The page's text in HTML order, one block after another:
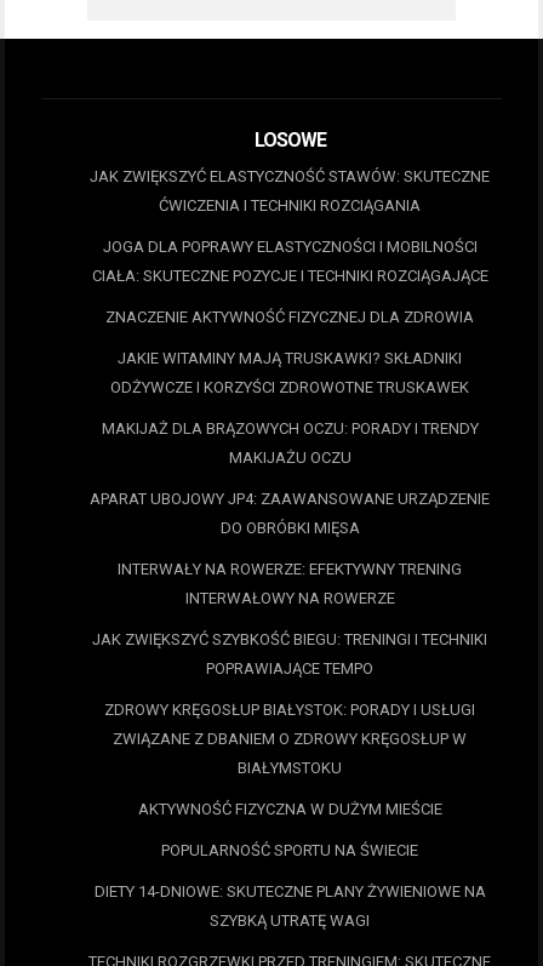
LOSOWE
JAK ZWIĘKSZYĆ ELASTYCZNOŚĆ STAWÓW: SKUTECZNE
ĆWICZENIA I TECHNIKI ROZCIĄGANIA
JOGA DLA POPRAWY ELASTYCZNOŚCI I MOBILNOŚCI
CIAŁA: SKUTECZNE POZYCJE I TECHNIKI ROZCIĄGAJĄCE
ZNACZENIE AKTYWNOŚĆ FIZYCZNEJ DLA ZDROWIA
JAKIE WITAMINY MAJĄ TRUSKAWKI? SKŁADNIKI
ODŻYWCZE I KORZYŚCI ZDROWOTNE TRUSKAWEK
MAKIJAŻ DLA BRĄZOWYCH OCZU: PORADY I TRENDY
MAKIJAŻU OCZU
APARAT UBOJOWY JP4: ZAAWANSOWANE URZĄDZENIE
DO OBRÓBKI MIĘSA
INTERWAŁY NA ROWERZE: EFEKTYWNY TRENING
INTERWAŁOWY NA ROWERZE
JAK ZWIĘKSZYĆ SZYBKOŚĆ BIEGU: TRENINGI I TECHNIKI
POPRAWIAJĄCE TEMPO
ZDROWY KRĘGOSŁUP BIAŁYSTOK: PORADY I USŁUGI
ZWIĄZANE Z DBANIEM O ZDROWY KRĘGOSŁUP W
BIAŁYMSTOKU
AKTYWNOŚĆ FIZYCZNA W DUŻYM MIEŚCIE
POPULARNOŚĆ SPORTU NA ŚWIECIE
DIETY 14-DNIOWE: SKUTECZNE PLANY ŻYWIENIOWE NA
SZYBKĄ UTRATĘ WAGI
TECHNIKI ROZGRZEWKI PRZED TRENINGIEM: SKUTECZNE